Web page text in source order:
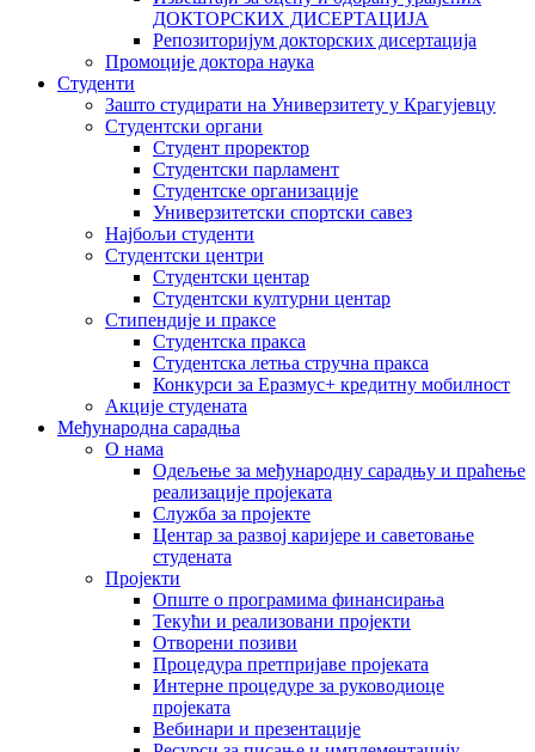
ДОКТОРСКИХ ДИСЕРТАЦИЈА
Репозиторијум докторских дисертација
Промоције доктора наука
Студенти
Зашто студирати на Универзитету у Крагујевцу
Студентски органи
Студент проректор
Студентски парламент
Студентске организације
Универзитетски спортски савез
Најбољи студенти
Студентски центри
Студентски центар
Студентски културни центар
Стипендије и праксе
Студентска пракса
Студентска летња стручна пракса
Конкурси за Еразмус+ кредитну мобилност
Акције студената
Међународна сарадња
О нама
Одељење за међународну сарадњу и праћење
реализације пројеката
Служба за пројекте
Центар за развој каријере и саветовање
студената
Пројекти
Опште о програмима финансирања
Текући и реализовани пројекти
Отворени позиви
Процедура претпријаве пројеката
Интерне процедуре за руководиоце
пројеката
Вебинари и презентације